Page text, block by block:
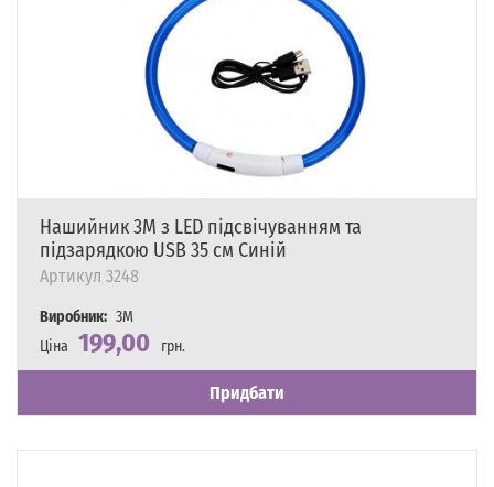
Нашийник 3M з LED підсвічуванням та
підзарядкою USB 35 см Синій
Артикул 3248
Виробник: 3M
Ціна 199,00
грн.
Наявність
Є в наявності
Придбати